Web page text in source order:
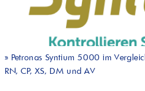
» Petronas Syntium 5000 im
RN, CP, XS, DM und AV